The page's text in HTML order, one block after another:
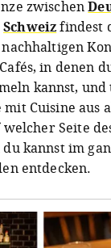
zwischen
Schweizfindest
in denen
kannst, und
Cuisine aus
Seite
kannst im
entdecken.